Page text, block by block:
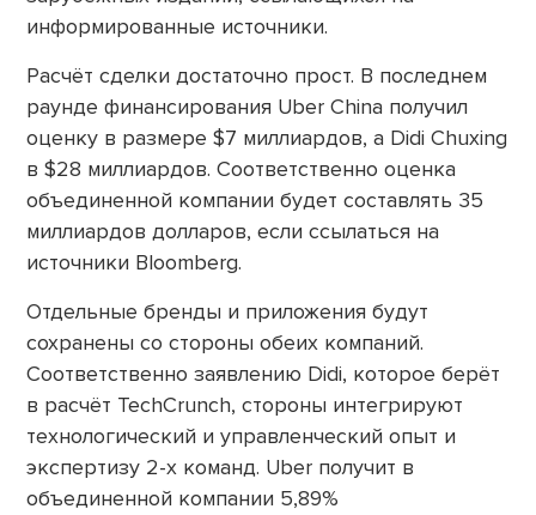
информированные источники.
Расчёт сделки достаточно прост. В последнем
раунде финансирования Uber China получил
оценку в размере $7 миллиардов, а Didi Chuxing
в $28 миллиардов. Соответственно оценка
объединенной компании будет составлять 35
миллиардов долларов, если ссылаться на
источники Bloomberg.
Отдельные бренды и приложения будут
сохранены со стороны обеих компаний.
Соответственно заявлению Didi, которое берёт
в расчёт TechCrunch, стороны интегрируют
технологический и управленческий опыт и
экспертизу 2-х команд. Uber получит в
объединенной компании 5,89%